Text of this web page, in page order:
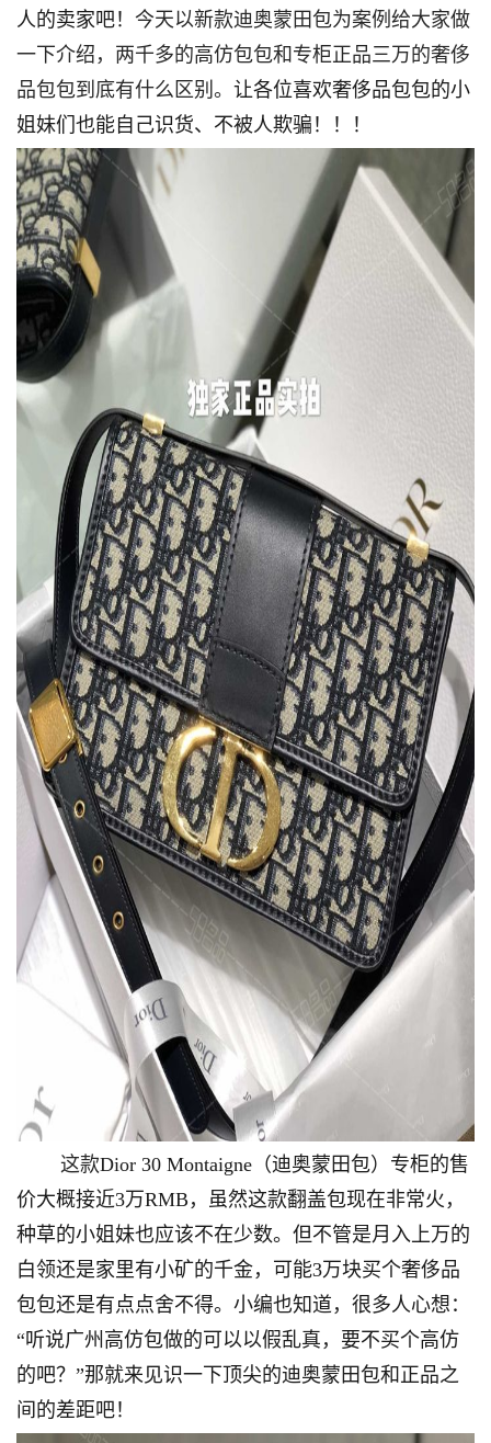
人的卖家吧！ 今天以新款迪奥蒙田包为案例给大家做
一下介绍，两千多的高仿包包和专柜正品三万的奢侈
品包包到底有什么区别。 让各位喜欢奢侈品包包的小
姐妹们也能自己识货、不被人欺骗！！！
这款Dior 30 Montaigne（迪奥蒙田包）专柜的售
价大概接近3万RMB，虽然这款翻盖包现在非常火，
种草的小姐妹也应该不在少数。但不管是月入上万的
白领还是家里有小矿的千金，可能3万块买个奢侈品
包包还是有点点舍不得。小编也知道，很多人心想：
“听说广州高仿包做的可以以假乱真，要不买个高仿
的吧？”那就来见识一下顶尖的迪奥蒙田包和正品之
间的差距吧！